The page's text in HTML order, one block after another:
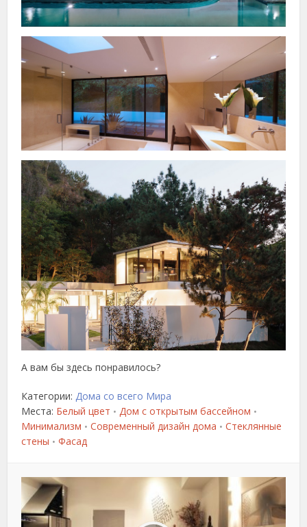
А вам бы здесь понравилось?
Категории:Дома со всего Мира
Места: Белый цвет • Дом с открытым бассейном •
Минимализм • Современный дизайн дома • Стеклянные
стены • Фасад